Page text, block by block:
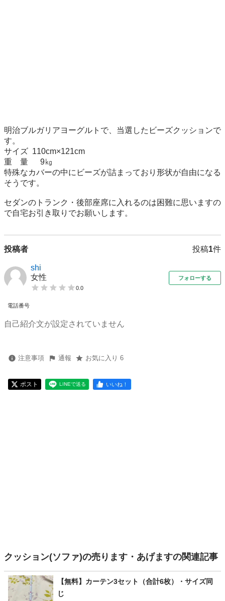
明治ブルガリアヨーグルトで、当選したビーズクッションで
す。
サイズ  110cm×121cm
重    量      9㎏
特殊なカバーの中にビーズが詰まっており形状が自由になる
そうです。
セダンのトランク・後部座席に入れるのは困難に思いますの
で自宅お引き取りでお願いします。
投稿者 投稿1件
shi
女性
0.0
フォローする
電話番号
自己紹介文が設定されていません
注意事項 通報 お気に入り 6
ポスト LINEで送る いいね！
クッション(ソファ)の売ります・あげますの関連記事
【無料】カーテン3セット（合計6枚）・サイズ同
じ